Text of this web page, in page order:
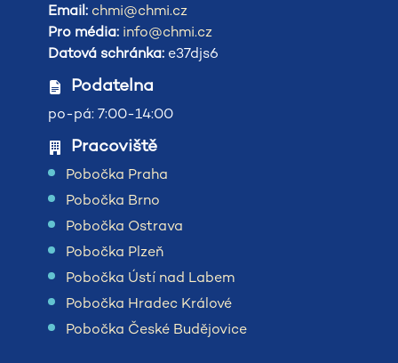
Email: chmi@chmi.cz
Pro média: info@chmi.cz
Datová schránka: e37djs6
Podatelna
po-pá: 7:00-14:00
Pracoviště
Pobočka Praha
Pobočka Brno
Pobočka Ostrava
Pobočka Plzeň
Pobočka Ústí nad Labem
Pobočka Hradec Králové
Pobočka České Budějovice